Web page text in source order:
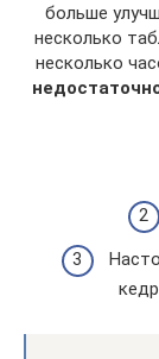
больше
несколько
несколько